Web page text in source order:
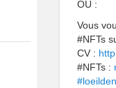
OÙ :
Vous
#NFTs
CV :
#NFTs :